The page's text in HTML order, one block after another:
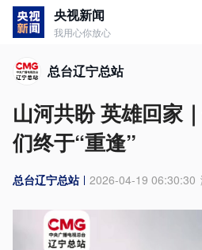
央视新闻
我用心你放心
总台辽宁总站
山河共盼 英雄回家
们终于“重逢”
总台辽宁总站 2026-04-19 06:30:30